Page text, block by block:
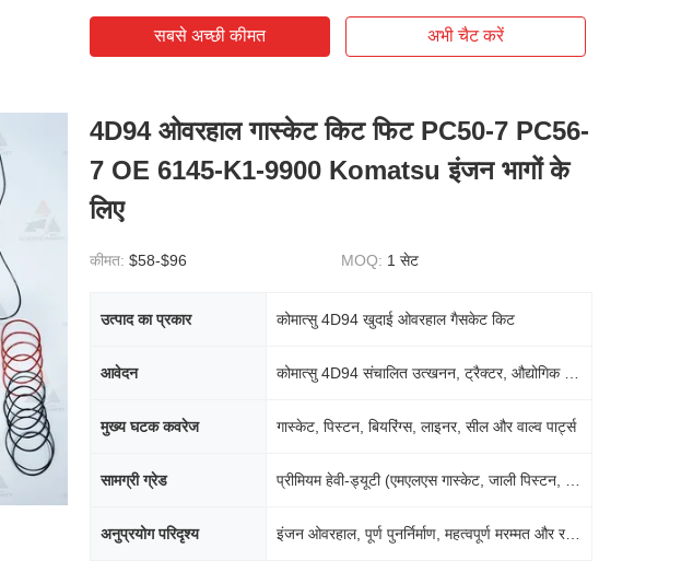
सबसे अच्छी कीमत अभी चैट करें
4D94 ओवरहाल गास्केट किट फिट PC50-7 PC56-
7 OE 6145-K1-9900 Komatsu इंजन भागों के
लिए
कीमत: $58-$96 MOQ: 1 सेट
उत्पाद का प्रकार कोमात्सु 4D94 खुदाई ओवरहाल गैसकेट किट
आवेदन
मुख्य घटक कवरेज गास्केट, पिस्टन, बियरिंग्स, लाइनर, सील और वाल्व पार्ट्स
सामग्री ग्रेड
अनुप्रयोग परिदृश्य इंजन ओवरहाल, पूर्ण पुनर्निर्माण, महत्वपूर्ण मरम्मत और रखरखाव